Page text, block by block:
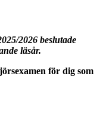
2026 beslutade
läsår.
för dig som